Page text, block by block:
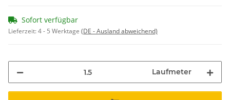
Sofort verfügbar
Lieferzeit:4 - 5 Werktage (DE - Ausland abweichend)
Laufmeter